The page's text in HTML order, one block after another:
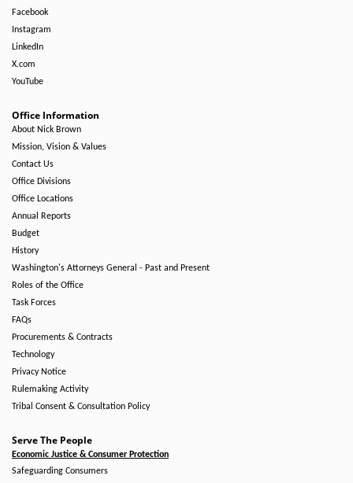
Facebook
Instagram
LinkedIn
X.com
YouTube
Office Information
About Nick Brown
Mission, Vision & Values
Contact Us
Office Divisions
Office Locations
Annual Reports
Budget
History
Washington's Attorneys General - Past and Present
Roles of the Office
Task Forces
FAQs
Procurements & Contracts
Technology
Privacy Notice
Rulemaking Activity
Tribal Consent & Consultation Policy
Serve The People
Economic Justice & Consumer Protection
Safeguarding Consumers